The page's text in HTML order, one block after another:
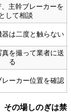
主幹ブレーカーを
して相談
器は二度と触らない
を撮って業者に送
る
ーカー位置を確認
その場しのぎは禁